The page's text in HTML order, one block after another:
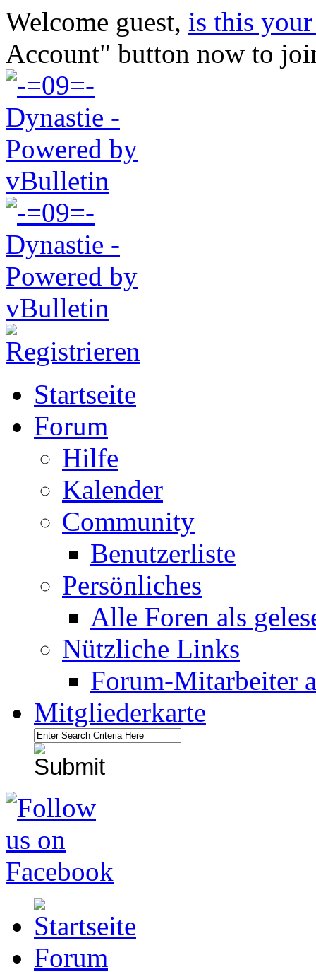
Welcome guest, is this
Account" button now to
Startseite
Forum
Hilfe
Kalender
Community
Benutzerliste
Persönliches
Alle Foren als
Nützliche Links
Forum-Mitarbeiter
Mitgliederkarte
Forum